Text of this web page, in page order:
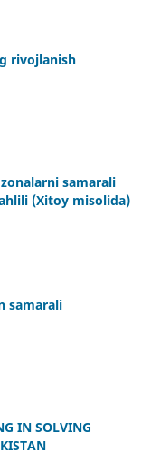
rivojlanish
samarali
(Xitoy misolida)
samarali
IN SOLVING